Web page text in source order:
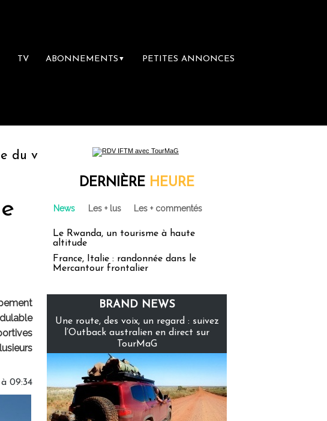
TV ABONNEMENTS ▼ PETITES ANNONCES
Le groupe Sainte-Claire rachète Eden Tour
09:34
DERNIÈRE HEURE
News Les + lus Les + commentés
Le Rwanda, un tourisme à haute
altitude
France, Italie : randonnée dans le
Mercantour frontalier
BRAND NEWS
Une route, des voix, un regard : suivez
l’Outback australien en direct sur
TourMaG